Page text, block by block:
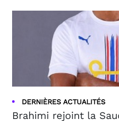
DERNIÈRES ACTUALITÉS
Brahimi rejoint la